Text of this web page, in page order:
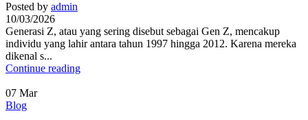
Posted by admin
10/03/2026
Generasi Z, atau yang sering disebut sebagai Gen Z, mencakup
individu yang lahir antara tahun 1997 hingga 2012. Karena mereka
dikenal s...
Continue reading
07 Mar
Blog